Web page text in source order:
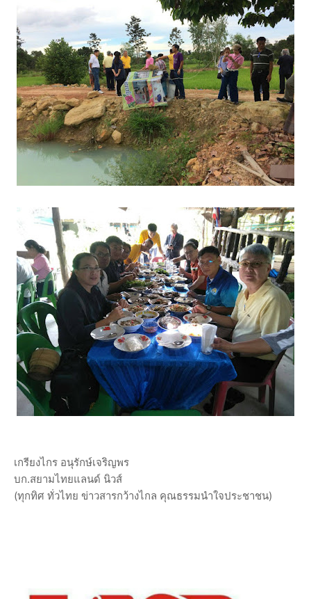
เกรียงไกร อนุรักษ์เจริญพร
บก.สยามไทยแลนด์ นิวส์
(ทุกทิศ ทั่วไทย ข่าวสารกว้างไกล คุณธรรมนำใจประชาชน)